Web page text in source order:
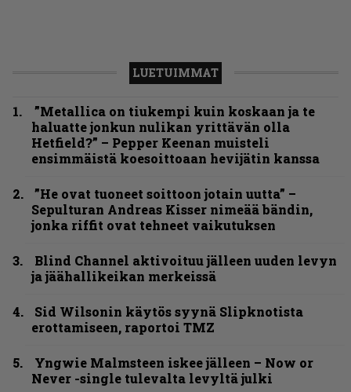
LUETUIMMAT
”Metallica on tiukempi kuin koskaan ja te
haluatte jonkun nulikan yrittävän olla
Hetfield?” – Pepper Keenan muisteli
ensimmäistä koesoittoaan hevijätin kanssa
”He ovat tuoneet soittoon jotain uutta” –
Sepulturan Andreas Kisser nimeää bändin,
jonka riffit ovat tehneet vaikutuksen
Blind Channel aktivoituu jälleen uuden levyn
ja jäähallikeikan merkeissä
Sid Wilsonin käytös syynä Slipknotista
erottamiseen, raportoi TMZ
Yngwie Malmsteen iskee jälleen – Now or
Never -single tulevalta levyltä julki